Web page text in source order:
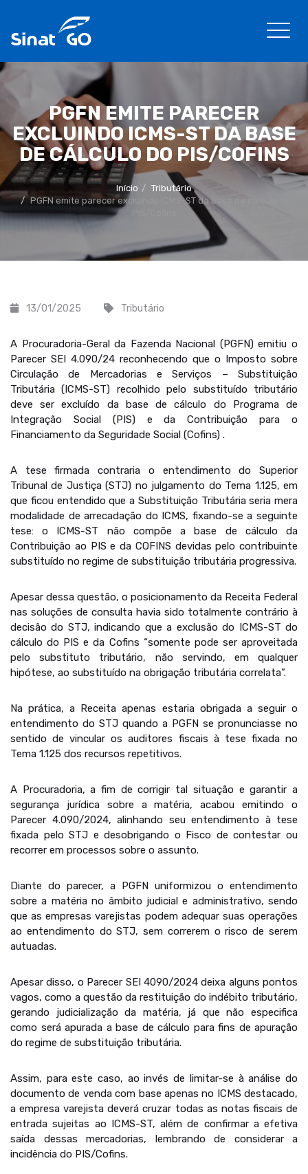
PGFN EMITE PARECER
EXCLUINDO ICMS-ST DA BASE
DE CÁLCULO DO PIS/COFINS
Início
Tributário
PGFN emite parecer excluindo ICMS-ST da base de cálculo do
13/01/2025 Tributário
A Procuradoria-Geral da Fazenda Nacional (PGFN) emitiu o
Parecer SEI 4.090/24 reconhecendo que o Imposto sobre
Circulação de Mercadorias e Serviços – Substituição
Tributária (ICMS-ST) recolhido pelo substituído tributário
deve ser excluído da base de cálculo do Programa de
Integração Social (PIS) e da Contribuição para o
Financiamento da Seguridade Social (Cofins) .
A tese firmada contraria o entendimento do Superior
Tribunal de Justiça (STJ) no julgamento do Tema 1.125, em
que ficou entendido que a Substituição Tributária seria mera
modalidade de arrecadação do ICMS, fixando-se a seguinte
tese: o ICMS-ST não compõe a base de cálculo da
Contribuição ao PIS e da COFINS devidas pelo contribuinte
substituído no regime de substituição tributária progressiva.
Apesar dessa questão, o posicionamento da Receita Federal
nas soluções de consulta havia sido totalmente contrário à
decisão do STJ, indicando que a exclusão do ICMS-ST do
cálculo do PIS e da Cofins “somente pode ser aproveitada
pelo substituto tributário, não servindo, em qualquer
hipótese, ao substituído na obrigação tributária correlata”.
Na prática, a Receita apenas estaria obrigada a seguir o
entendimento do STJ quando a PGFN se pronunciasse no
sentido de vincular os auditores fiscais à tese fixada no
Tema 1.125 dos recursos repetitivos.
A Procuradoria, a fim de corrigir tal situação e garantir a
segurança jurídica sobre a matéria, acabou emitindo o
Parecer 4.090/2024, alinhando seu entendimento à tese
fixada pelo STJ e desobrigando o Fisco de contestar ou
recorrer em processos sobre o assunto.
Diante do parecer, a PGFN uniformizou o entendimento
sobre a matéria no âmbito judicial e administrativo, sendo
que as empresas varejistas podem adequar suas operações
ao entendimento do STJ, sem correrem o risco de serem
autuadas.
Apesar disso, o Parecer SEI 4090/2024 deixa alguns pontos
vagos, como a questão da restituição do indébito tributário,
gerando judicialização da matéria, já que não especifica
como será apurada a base de cálculo para fins de apuração
do regime de substituição tributária.
Assim, para este caso, ao invés de limitar-se à análise do
documento de venda com base apenas no ICMS destacado,
a empresa varejista deverá cruzar todas as notas fiscais de
entrada sujeitas ao ICMS-ST, além de confirmar a efetiva
saída dessas mercadorias, lembrando de considerar a
incidência do PIS/Cofins.